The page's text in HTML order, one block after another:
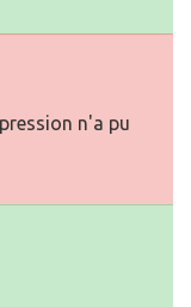
n'a pu